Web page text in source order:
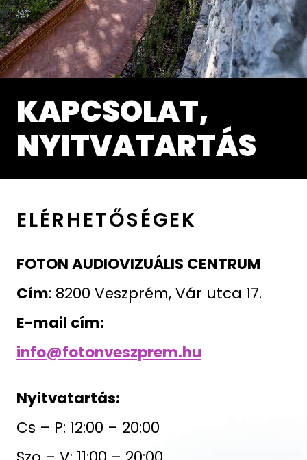
KAPCSOLAT,
NYITVATARTÁS
ELÉRHETŐSÉGEK
FOTON AUDIOVIZUÁLIS CENTRUM
Cím: 8200 Veszprém, Vár utca 17.
E-mail cím:
info@fotonveszprem.hu
Nyitvatartás:
Cs – P: 12:00 – 20:00